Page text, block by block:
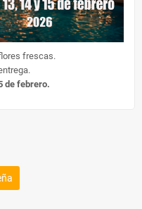
frescas.
de febrero.